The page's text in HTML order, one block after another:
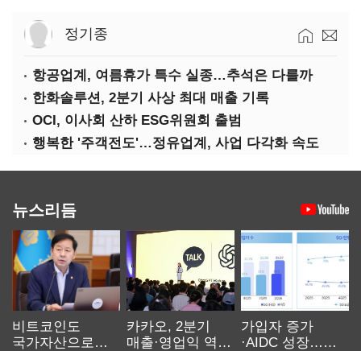
정기종
항공업계, 여름휴가 특수 실종…추석은 다를까
한화솔루션, 2분기 사상 최대 매출 기록
OCI, 이사회 산하 ESG위원회 출범
행복한 '주객전도'…정유업계, 사업 다각화 속도
뉴스리듬
비트코인도
국가자산으로…'
카카오, 2분기
매출·영업익 역대
가입자 증가
·AIDC 성장…